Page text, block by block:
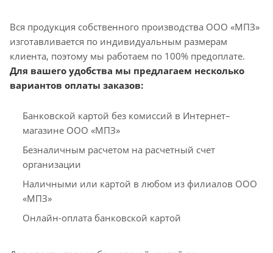
Вся продукция собственного производства ООО «МПЗ»
изготавливается по индивидуальным размерам
клиента, поэтому мы работаем по 100% предоплате.
Для вашего удобства мы предлагаем несколько
вариантов оплаты заказов:
Банковской картой без комиссий в Интернет–
магазине ООО «МПЗ»
Безналичным расчетом на расчетный счет
организации
Наличными или картой в любом из филиалов ООО
«МПЗ»
Онлайн-оплата банковской картой